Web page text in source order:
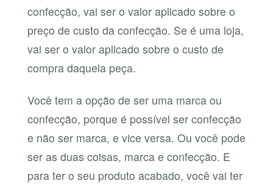
confecção, vai ser o valor aplicado sobre o
preço de custo da confecção. Se é uma loja,
vai ser o valor aplicado sobre o custo de
compra daquela peça.
Você tem a opção de ser uma marca ou
confecção, porque é possível ser confecção
e não ser marca, e vice versa. Ou você pode
ser as duas coisas, marca e confecção. E
para ter o seu produto acabado, você vai ter